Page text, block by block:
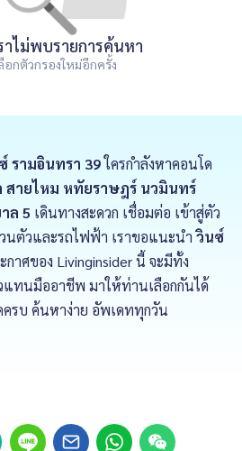
าไม่พบรายการค้นหา
อกตัวกรองใหม่อีกครั้ง
รามอินทรา 39ใครกำลังหาคอนโด
สายไหม หทัยราษฎร์ นวมินทร์
ล 5 เดินทางสะดวก เชื่อมต่อ เข้าสู่ตัว
วนตัวและรถไฟฟ้า เราขอแนะนำวินซ์
าศของ Livinginsider นี้ จะมีทั้ง
แทนมืออาชีพ มาให้ท่านเลือกกันได้
รบ ค้นหาง่าย อัพเดททุกวัน